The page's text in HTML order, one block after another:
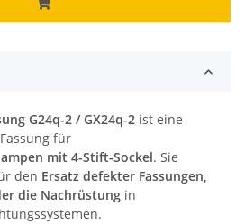
G24q-2 / GX24q-2 ist eine
für
mit 4-Stift-Sockel. Sie
den Ersatz defekter Fassungen,
die Nachrüstung in